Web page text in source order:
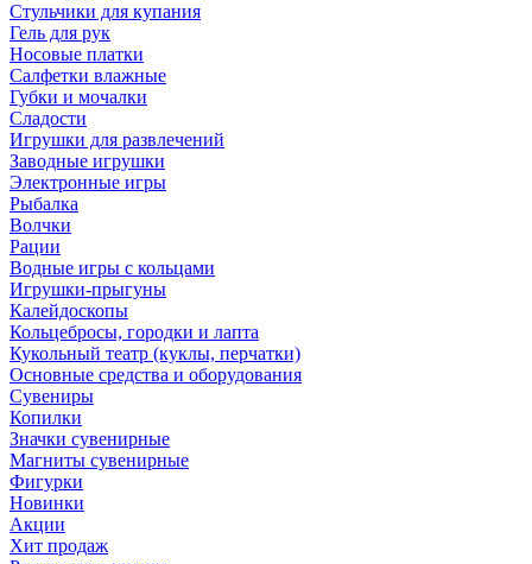
Стульчики для купания
Гель для рук
Носовые платки
Салфетки влажные
Губки и мочалки
Сладости
Игрушки для развлечений
Заводные игрушки
Электронные игры
Рыбалка
Волчки
Рации
Водные игры с кольцами
Игрушки-прыгуны
Калейдоскопы
Кольцебросы, городки и лапта
Кукольный театр (куклы, перчатки)
Основные средства и оборудования
Сувениры
Копилки
Значки сувенирные
Магниты сувенирные
Фигурки
Новинки
Акции
Хит продаж